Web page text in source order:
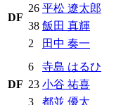
DF
26 平松 遼太郎
38 飯田 真輝
2
田中 奏一
DF
6
寺島 はるひ
23 小谷 祐喜
3
都並 優太